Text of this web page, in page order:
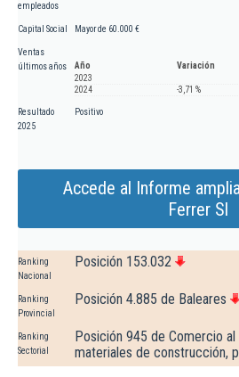
empleados
Capital Social Mayor de 60.000 €
Ventas
últimos años
Año
Variación
2023
2024
-3,71 %
Resultado
2025
Positivo
Accede al Informe
Ferrer Sl
Ranking
Nacional
Posición 153.032
Ranking
Provincial
Posición 4.885 de Baleares
Ranking
Sectorial
Posición 945 de Comercio
materiales de construcción,